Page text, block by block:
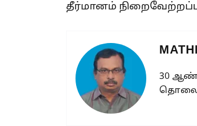
தீர்மானம்
MATHI
30